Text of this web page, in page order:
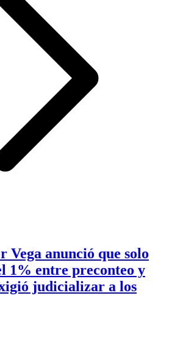
Vega anunció que solo
1% entre preconteo y
judicializar a los